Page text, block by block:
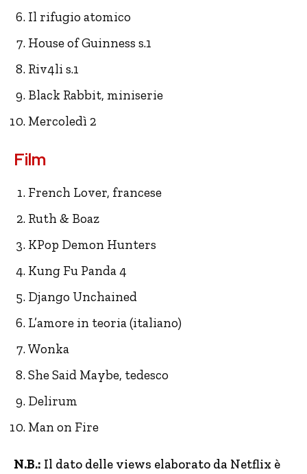
Il rifugio atomico
House of Guinness s.1
Riv4li s.1
Black Rabbit, miniserie
Mercoledì 2
Film
French Lover, francese
Ruth & Boaz
KPop Demon Hunters
Kung Fu Panda 4
Django Unchained
L’amore in teoria (italiano)
Wonka
She Said Maybe, tedesco
Delirum
Man on Fire
N.B.: Il dato delle views elaborato da Netflix è